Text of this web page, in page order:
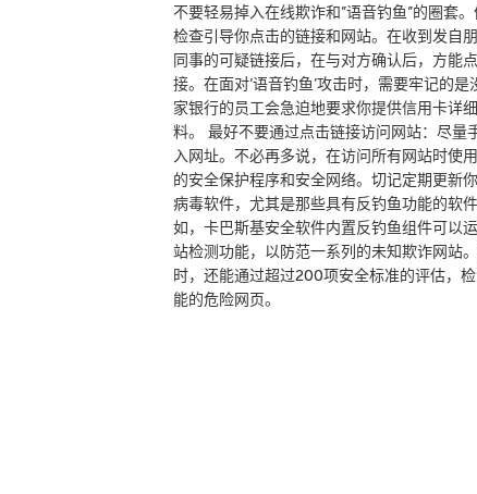
不要轻易掉入在线欺诈和”语音钓鱼”的圈套。
检查引导你点击的链接和网站。在收到发自
同事的可疑链接后，在与对方确认后，方能
接。在面对’语音钓鱼’攻击时，需要牢记的是
家银行的员工会急迫地要求你提供信用卡详
料。 最好不要通过点击链接访问网站：尽量
入网址。不必再多说，在访问所有网站时使
的安全保护程序和安全网络。切记定期更新
病毒软件，尤其是那些具有反钓鱼功能的软
如，卡巴斯基安全软件内置反钓鱼组件可以
站检测功能，以防范一系列的未知欺诈网站
时，还能通过超过200项安全标准的评估，检
能的危险网页。